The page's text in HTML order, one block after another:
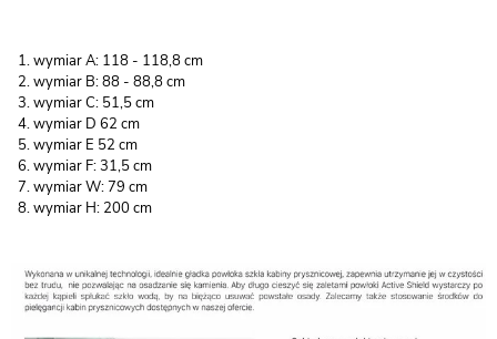
wymiar A: 118 - 118,8 cm
wymiar B: 88 - 88,8 cm
wymiar C: 51,5 cm
wymiar D 62 cm
wymiar E 52 cm
wymiar F: 31,5 cm
wymiar W: 79 cm
wymiar H: 200 cm